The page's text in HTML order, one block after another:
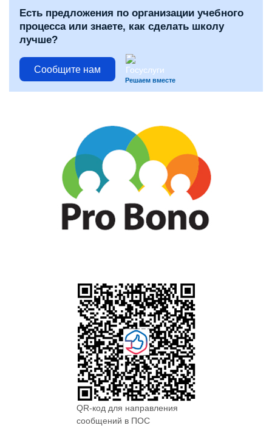
Есть предложения по организации учебного
процесса или знаете, как сделать школу
лучше?
Сообщите нам
Решаем вместе
QR-код для направления
сообщений в ПОС